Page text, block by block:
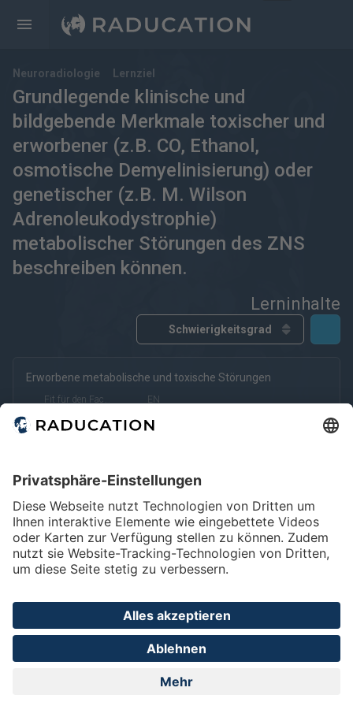
Neuroradiologie Lernziel
Grundlegende klinische und
bildgebende Merkmale toxischer und
erworbener (z.B. CO, Ethanol,
osmotische Demyelinisierung) oder
genetischer (z.B. M. Wilson
Adrenoleukodystrophie)
metabolischer Störungen des ZNS
beschreiben können.
Lerninhalte
kostenfrei kostenpflichtig Deutsch Englisch
Erworbene metabolische und toxische Störungen
Fit für den Facharzt EN
Impressum